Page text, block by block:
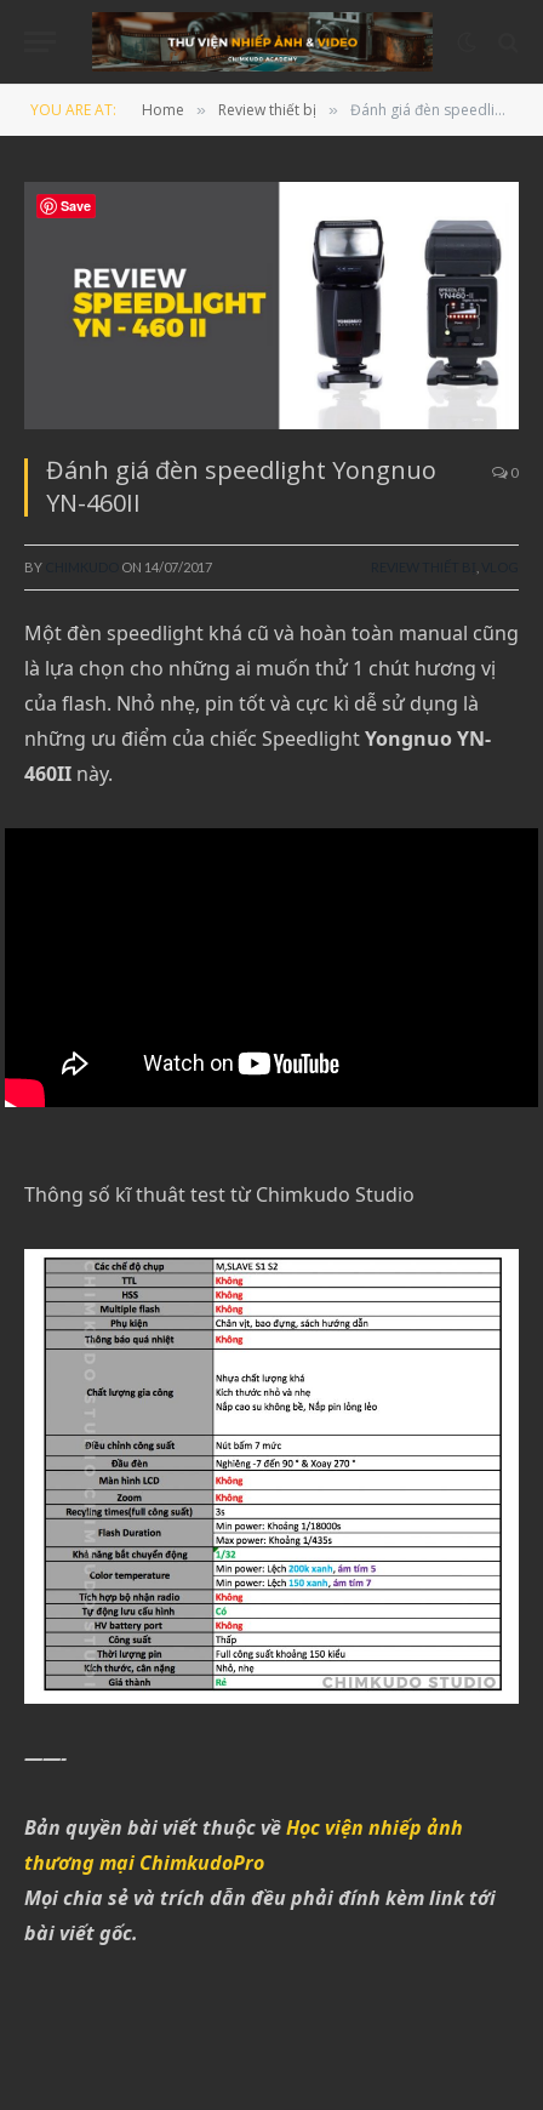
YOU ARE AT: Home » Review thiết bị » Đánh giá đèn speedlight Yongnuo YN-460II
Đánh giá đèn speedlight Yongnuo
YN-460II
0
BY ON 14/07/2017
Một đèn speedlight khá cũ và hoàn toàn manual cũng
là lựa chọn cho những ai muốn thử 1 chút hương vị
của flash. Nhỏ nhẹ, pin tốt và cực kì dễ sử dụng là
những ưu điểm của chiếc SpeedlightYongnuo YN-
460II này.
Thông số kĩ thuât test từ Chimkudo Studio
——-
Bản quyền bài viết thuộc vềHọc viện nhiếp ảnh
thương mại ChimkudoPro
Mọi chia sẻ và trích dẫn đều phải đính kèm link tới
bài viết gốc.
Save